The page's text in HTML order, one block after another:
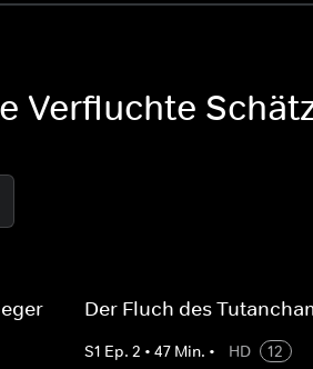
Verfluchte
Der Fluch des
S1 Ep.2 •47 Min. • HD
12